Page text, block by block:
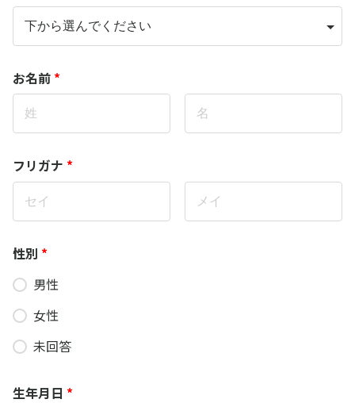
お名前 *
フリガナ *
性別 *
男性
女性
未回答
生年月日 *